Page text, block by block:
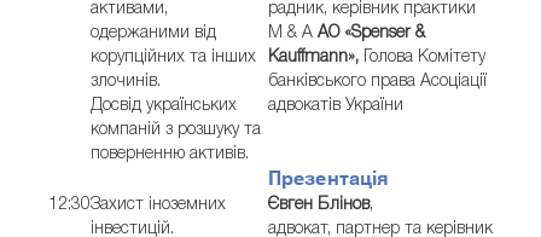
активами,
одержаними від
корупційних та інших
злочинів.
Досвід українських
компаній з розшуку та
поверненню активів.
радник, керівник практики
M & A АО «Spenser &
Kauffmann»,
Голова Комітету
банківського права Асоціації
адвокатів України
Презентація
12:30Захист іноземних
інвестицій.
Євген Блінов,
адвокат, партнер та керівник